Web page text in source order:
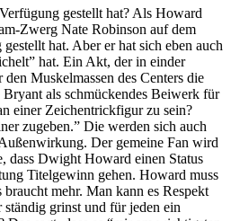
gestellt hat? Als Howard
Zwerg Nate Robinson auf dem
hat. Aber er hat sich eben auch
hat. Ein Akt, der in einder
Muskelmassen des Centers die
als schmückendes Beiwerk für
einer Zeichentrickfigur zu sein?
zugeben.” Die werden sich auch
Der gemeine Fan wird
dass Dwight Howard einen Status
Titelgewinn gehen. Howard muss
mehr. Man kann es Respekt
grinst und für jeden ein